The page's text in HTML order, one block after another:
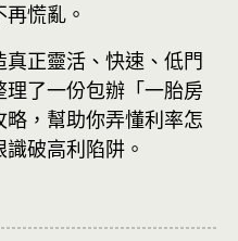
慌亂。
正靈活、快速、低門
了一份包辦「一胎房
，幫助你弄懂利率怎
破高利陷阱。